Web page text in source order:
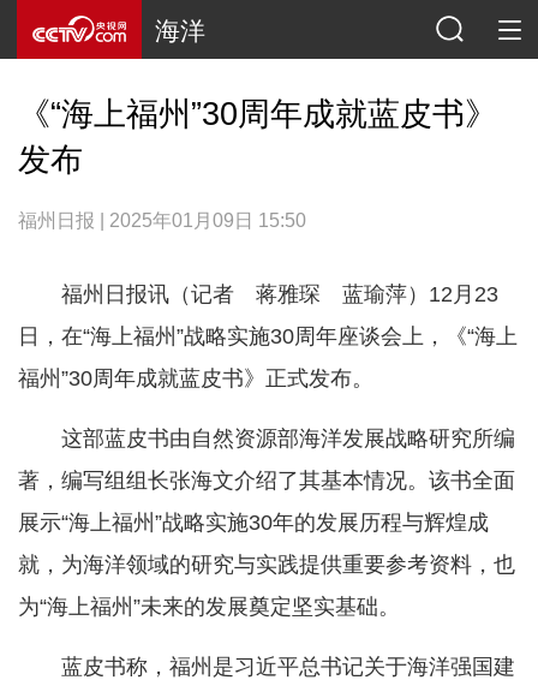
海洋
《“海上福州”30周年成就蓝皮书》
发布
福州日报 | 2025年01月09日 15:50
福州日报讯（记者 蒋雅琛 蓝瑜萍）12月23
日，在“海上福州”战略实施30周年座谈会上，《“海上
福州”30周年成就蓝皮书》正式发布。
这部蓝皮书由自然资源部海洋发展战略研究所编
著，编写组组长张海文介绍了其基本情况。该书全面
展示“海上福州”战略实施30年的发展历程与辉煌成
就，为海洋领域的研究与实践提供重要参考资料，也
为“海上福州”未来的发展奠定坚实基础。
蓝皮书称，福州是习近平总书记关于海洋强国建